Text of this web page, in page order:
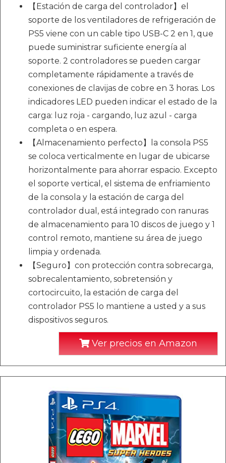
【Estación de carga del controlador】el
soporte de los ventiladores de refrigeración de
PS5 viene con un cable tipo USB-C 2 en 1, que
puede suministrar suficiente energía al
soporte. 2 controladores se pueden cargar
completamente rápidamente a través de
conexiones de clavijas de cobre en 3 horas. Los
indicadores LED pueden indicar el estado de la
carga: luz roja - cargando, luz azul - carga
completa o en espera.
【Almacenamiento perfecto】la consola PS5
se coloca verticalmente en lugar de ubicarse
horizontalmente para ahorrar espacio. Excepto
el soporte vertical, el sistema de enfriamiento
de la consola y la estación de carga del
controlador dual, está integrado con ranuras
de almacenamiento para 10 discos de juego y 1
control remoto, mantiene su área de juego
limpia y ordenada.
【Seguro】con protección contra sobrecarga,
sobrecalentamiento, sobretensión y
cortocircuito, la estación de carga del
controlador PS5 lo mantiene a usted y a sus
dispositivos seguros.
Ver precios en Amazon